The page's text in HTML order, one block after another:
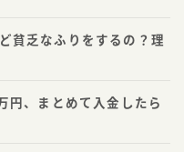
貧乏なふりをするの？理
円、まとめて入金したら